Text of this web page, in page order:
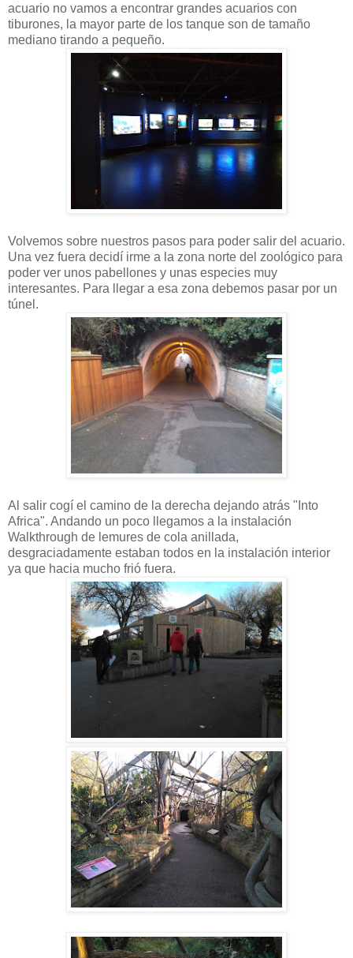
acuario no vamos a encontrar grandes acuarios con
tiburones, la mayor parte de los tanque son de tamaño
mediano tirando a pequeño.
Volvemos sobre nuestros pasos para poder salir del acuario.
Una vez fuera decidí irme a la zona norte del zoológico para
poder ver unos pabellones y unas especies muy
interesantes. Para llegar a esa zona debemos pasar por un
túnel.
Al salir cogí el camino de la derecha dejando atrás "Into
Africa". Andando un poco llegamos a la instalación
Walkthrough de lemures de cola anillada,
desgraciadamente estaban todos en la instalación interior
ya que hacia mucho frió fuera.